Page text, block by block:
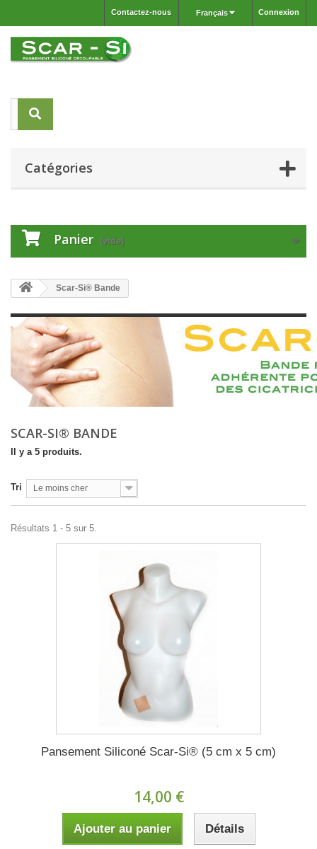
Connexion
Français
Contactez-nous
Catégories
Panier (vide)
Scar-Si® Bande
SCAR-SI® BANDE
Il y a 5 produits.
Tri Le moins cher
Résultats 1 - 5 sur 5.
Pansement Siliconé Scar-Si® (5 cm x 5 cm)
14,00 €
Ajouter au panier Détails